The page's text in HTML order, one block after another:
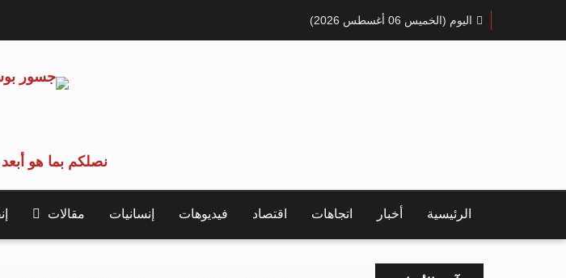
اليوم (الخميس 06 أغسطس 2026)
نصلكم بما هو
الرئيسية أخبار اتجاهات اقتصاد فيديوهات إنسانيات مقالات